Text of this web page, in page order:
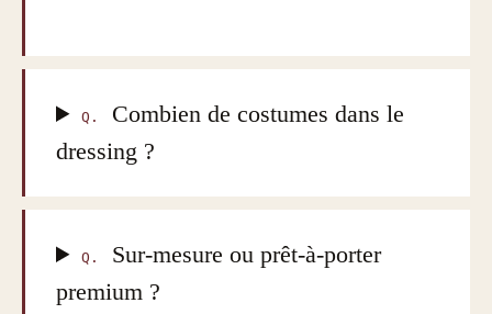
Q.
Combien de costumes dans le
dressing ?
Q.
Sur-mesure ou prêt-à-porter
premium ?